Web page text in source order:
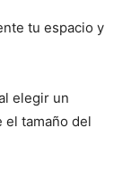
tu espacio y
elegir un
el tamaño del